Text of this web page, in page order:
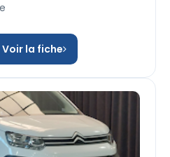
Voir la fiche